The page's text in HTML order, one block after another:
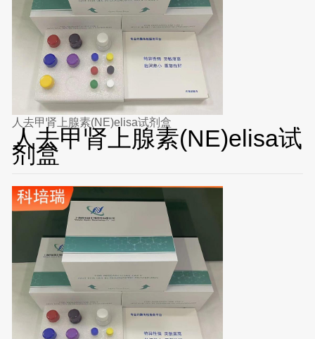
人去甲肾上腺素(NE)elisa试剂盒
人去甲肾上腺素(NE)elisa试
剂盒